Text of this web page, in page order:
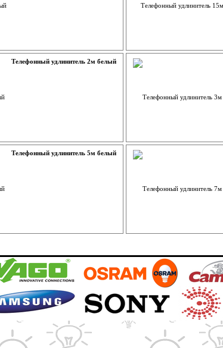
Телефонный удлинитель 2м белый
Телефонный удлинитель 5м белый